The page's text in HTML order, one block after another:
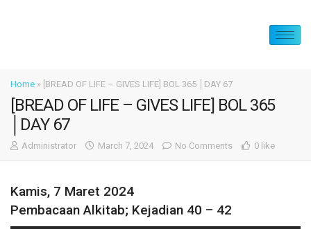
Home » [BREAD OF LIFE – GIVES LIFE] BOL 365 │DAY 67
[BREAD OF LIFE – GIVES LIFE] BOL 365
│DAY 67
Administrator March 7, 2024 No Comments 0 like
Kamis, 7 Maret 2024
Pembacaan Alkitab; Kejadian 40 – 42